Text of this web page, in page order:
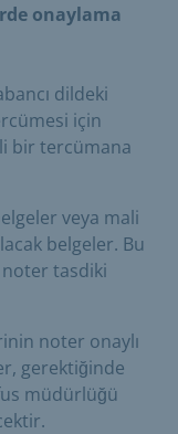
onaylama
dildeki
için
bir tercümana
veya mali
belgeler. Bu
tasdiki
noter onaylı
gerektiğinde
müdürlüğü